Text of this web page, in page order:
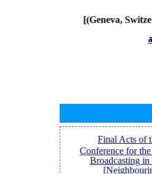
[Final Acts of
Conference for
Broadcasting